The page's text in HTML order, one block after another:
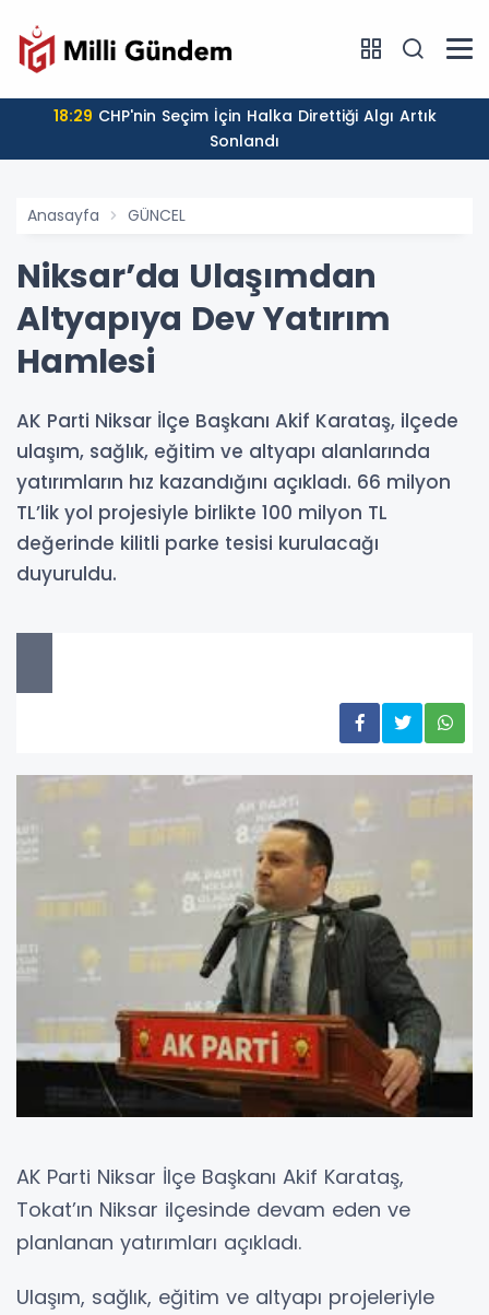
18:29
Sonlandı
Anasayfa GÜNCEL
Niksar’da Ulaşımdan
Altyapıya Dev Yatırım
Hamlesi
AK Parti Niksar İlçe Başkanı Akif Karataş, ilçede
ulaşım, sağlık, eğitim ve altyapı alanlarında
yatırımların hız kazandığını açıkladı. 66 milyon
TL’lik yol projesiyle birlikte 100 milyon TL
değerinde kilitli parke tesisi kurulacağı
duyuruldu.
AK Parti Niksar İlçe Başkanı Akif Karataş,
Tokat’ın Niksar ilçesinde devam eden ve
planlanan yatırımları açıkladı.
Ulaşım, sağlık, eğitim ve altyapı projeleriyle